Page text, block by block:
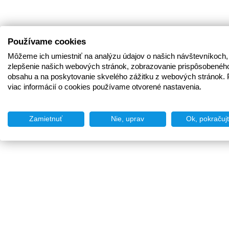
Používame cookies
Môžeme ich umiestniť na analýzu údajov o našich
zlepšenie našich webových stránok, zobrazovanie
obsahu a na poskytovanie skvelého zážitku z webových stránok.
viac informácií o cookies používame otvorené nastavenia.
Zamietnuť Nie, uprav Ok,